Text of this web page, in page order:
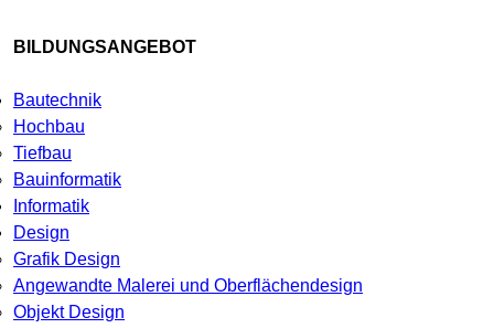
BILDUNGSANGEBOT
Bautechnik
Hochbau
Tiefbau
Bauinformatik
Informatik
Design
Grafik Design
Angewandte Malerei und Oberflächendesign
Objekt Design